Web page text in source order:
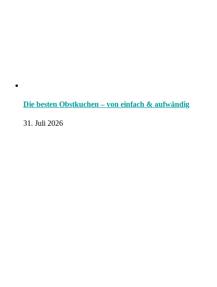
Die besten Obstkuchen – von einfach & aufwändig
31. Juli 2026